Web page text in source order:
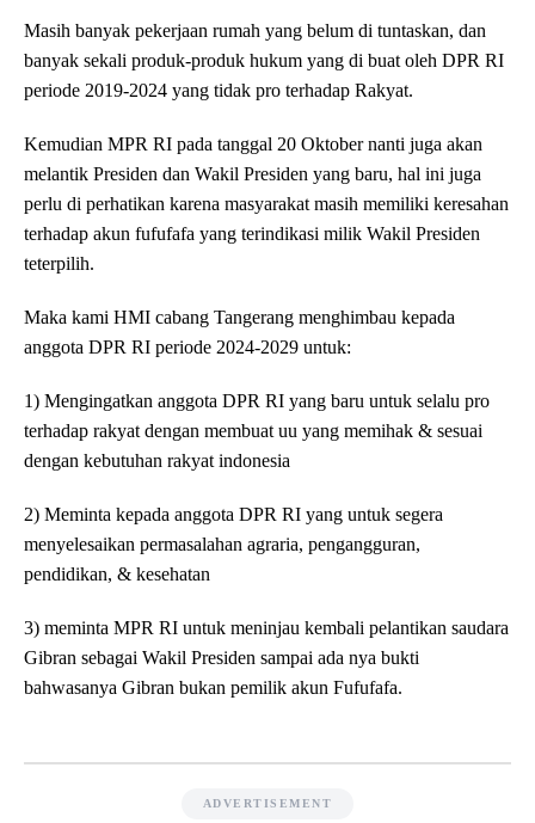
Masih banyak pekerjaan rumah yang belum di tuntaskan, dan
banyak sekali produk-produk hukum yang di buat oleh DPR RI
periode 2019-2024 yang tidak pro terhadap Rakyat.
Kemudian MPR RI pada tanggal 20 Oktober nanti juga akan
melantik Presiden dan Wakil Presiden yang baru, hal ini juga
perlu di perhatikan karena masyarakat masih memiliki keresahan
terhadap akun fufufafa yang terindikasi milik Wakil Presiden
teterpilih.
Maka kami HMI cabang Tangerang menghimbau kepada
anggota DPR RI periode 2024-2029 untuk:
1) Mengingatkan anggota DPR RI yang baru untuk selalu pro
terhadap rakyat dengan membuat uu yang memihak & sesuai
dengan kebutuhan rakyat indonesia
2) Meminta kepada anggota DPR RI yang untuk segera
menyelesaikan permasalahan agraria, pengangguran,
pendidikan, & kesehatan
3) meminta MPR RI untuk meninjau kembali pelantikan saudara
Gibran sebagai Wakil Presiden sampai ada nya bukti
bahwasanya Gibran bukan pemilik akun Fufufafa.
ADVERTISEMENT